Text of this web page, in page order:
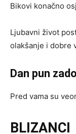
Bikovi konačno
Ljubavni život
olakšanje i dobre
Dan pun
Pred vama su
BLIZANCI